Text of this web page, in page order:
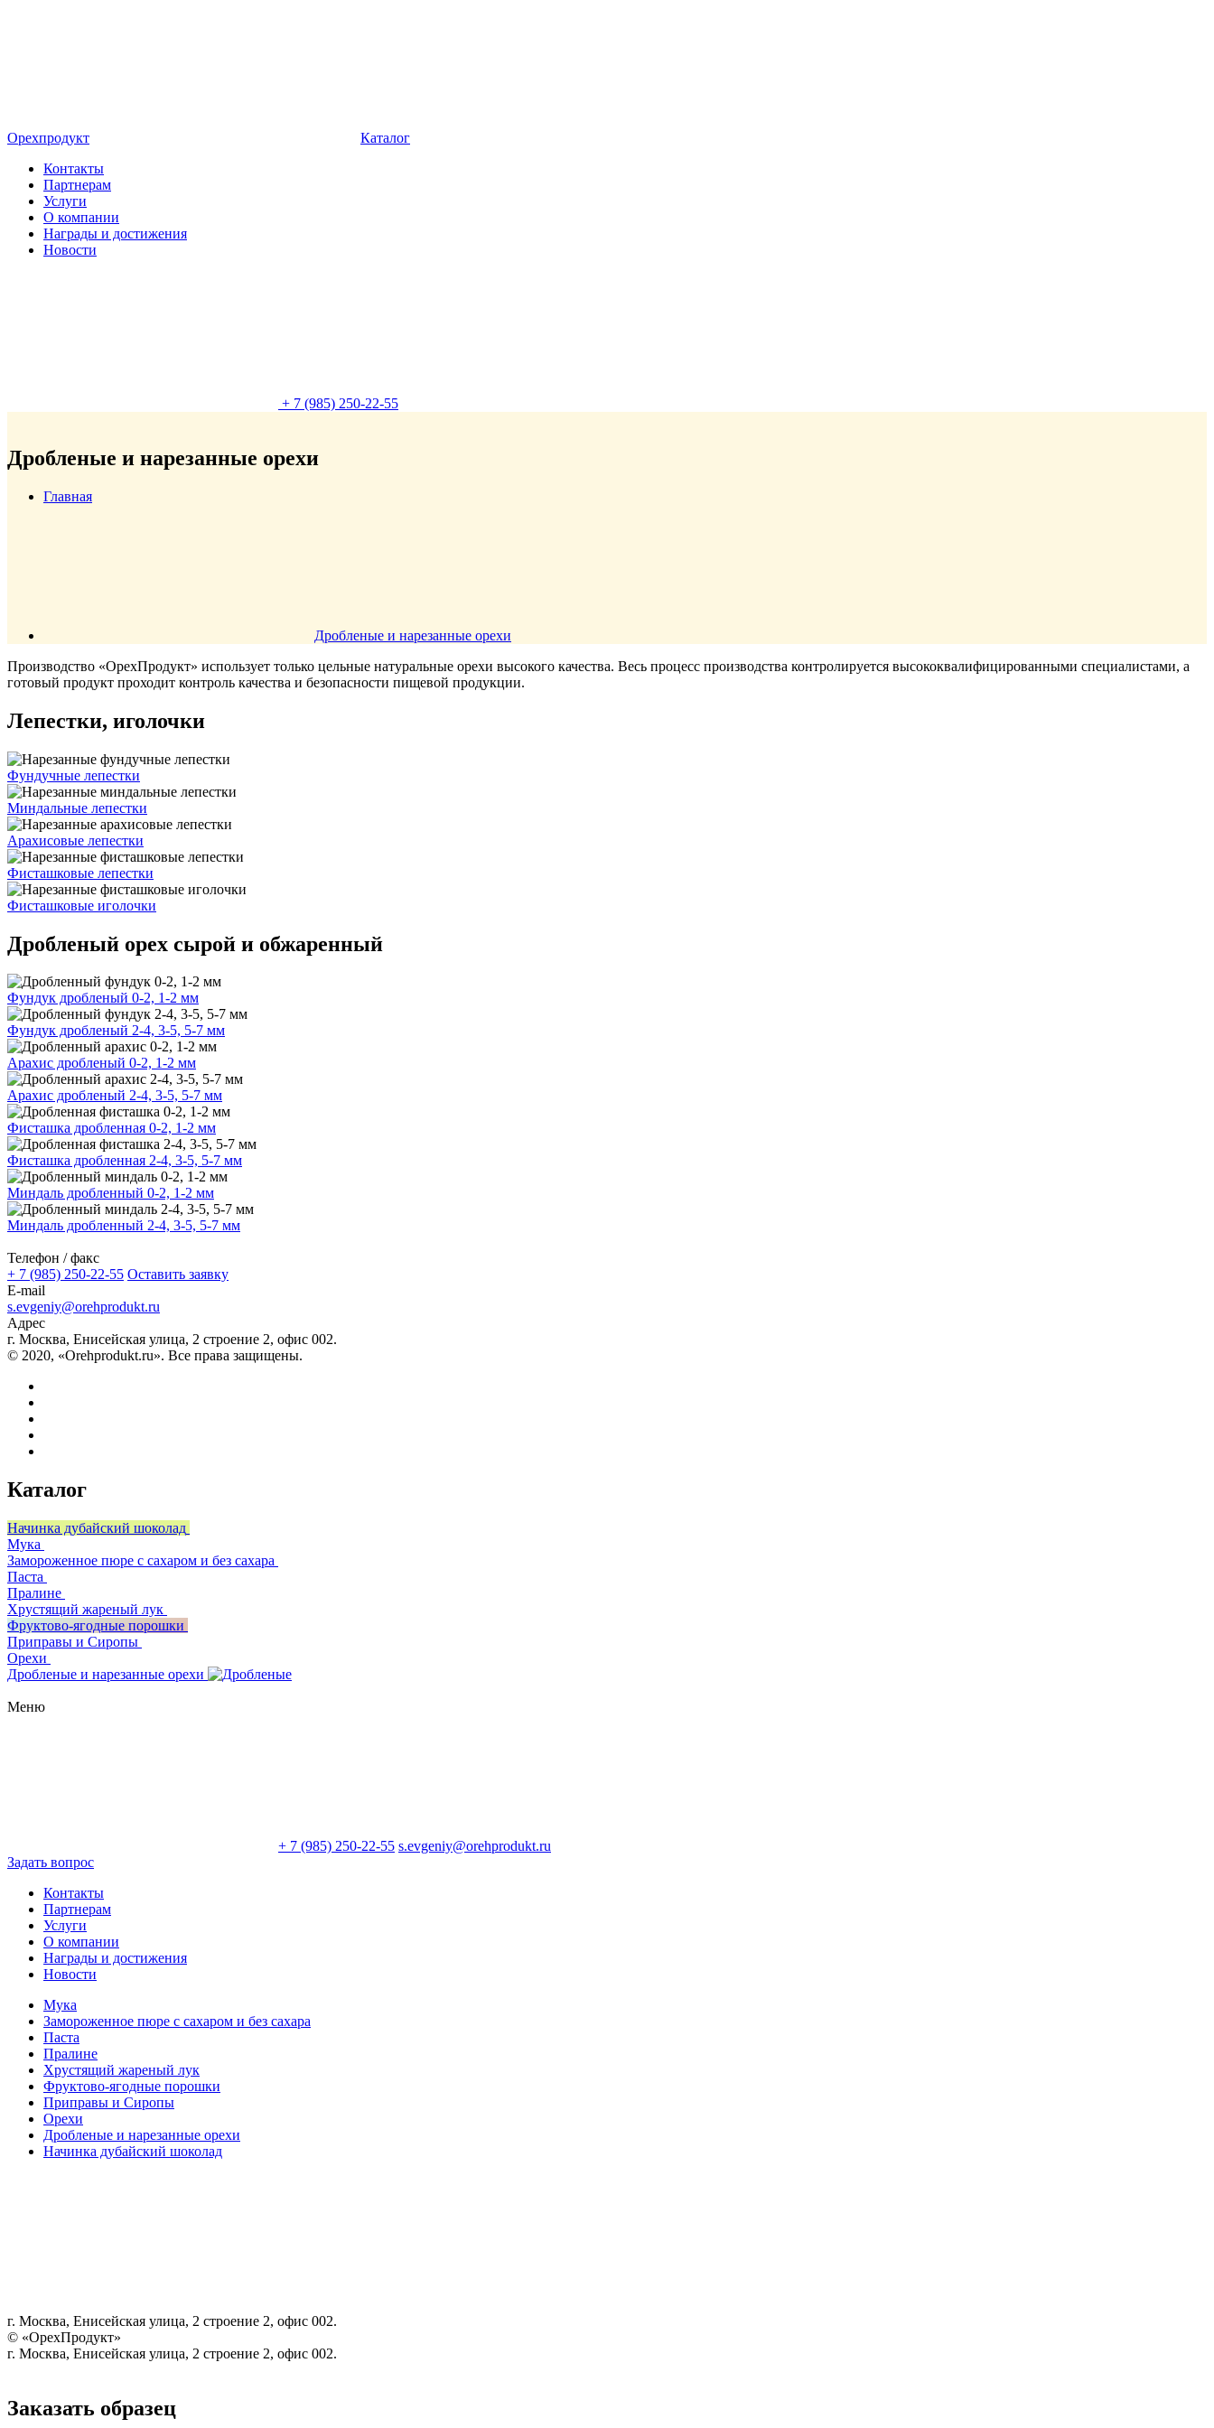
Орехпродукт
Каталог
Контакты
Партнерам
Услуги
О компании
Награды и достижения
Новости
+ 7 (985) 250-22-55
Дробленые и нарезанные орехи
Главная
Дробленые и нарезанные орехи
Производство «ОрехПродукт» использует только цельные натуральные орехи высокого качества. Весь процесс производства контролируется высококвалифицированными специалистами, а
готовый продукт проходит контроль качества и безопасности пищевой продукции.
Лепестки, иголочки
Фундучные лепестки
Миндальные лепестки
Арахисовые лепестки
Фисташковые лепестки
Фисташковые иголочки
Дробленый орех сырой и обжаренный
Фундук дробленый 0-2, 1-2 мм
Фундук дробленый 2-4, 3-5, 5-7 мм
Арахис дробленый 0-2, 1-2 мм
Арахис дробленый 2-4, 3-5, 5-7 мм
Фисташка дробленная 0-2, 1-2 мм
Фисташка дробленная 2-4, 3-5, 5-7 мм
Миндаль дробленный 0-2, 1-2 мм
Миндаль дробленный 2-4, 3-5, 5-7 мм
Телефон / факс
+ 7 (985) 250-22-55 Оставить заявку
E-mail
s.evgeniy@orehprodukt.ru
Адрес
г. Москва, Енисейская улица, 2 строение 2, офис 002.
© 2020, «Orehprodukt.ru». Все права защищены.
Каталог
Начинка дубайский шоколад
Мука
Замороженное пюре с сахаром и без сахара
Паста
Пралине
Хрустящий жареный лук
Фруктово-ягодные порошки
Приправы и Сиропы
Орехи
Дробленые и нарезанные орехи
Меню
+ 7 (985) 250-22-55 s.evgeniy@orehprodukt.ru
Задать вопрос
Контакты
Партнерам
Услуги
О компании
Награды и достижения
Новости
Мука
Замороженное пюре с сахаром и без сахара
Паста
Пралине
Хрустящий жареный лук
Фруктово-ягодные порошки
Приправы и Сиропы
Орехи
Дробленые и нарезанные орехи
Начинка дубайский шоколад
г. Москва, Енисейская улица, 2 строение 2, офис 002.
© «ОрехПродукт»
г. Москва, Енисейская улица, 2 строение 2, офис 002.
Заказать образец